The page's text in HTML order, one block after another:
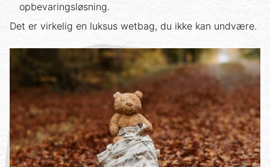
opbevaringsløsning.
Det er virkelig en luksus wetbag, du ikke kan undvære.